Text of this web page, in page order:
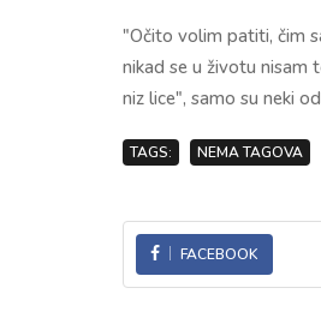
"Očito volim patiti, čim
nikad se u životu nisam
niz lice", samo su neki
TAGS: NEMA TAGOVA
FACEBOOK